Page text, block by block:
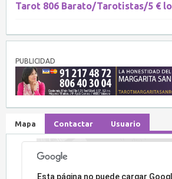
Tarot 806 Barato/Tarotistas/5 €
PUBLICIDAD
Mapa Contactar Usuario
Lo sentimos, la dirección no ha sido
Esta página no puede cargar